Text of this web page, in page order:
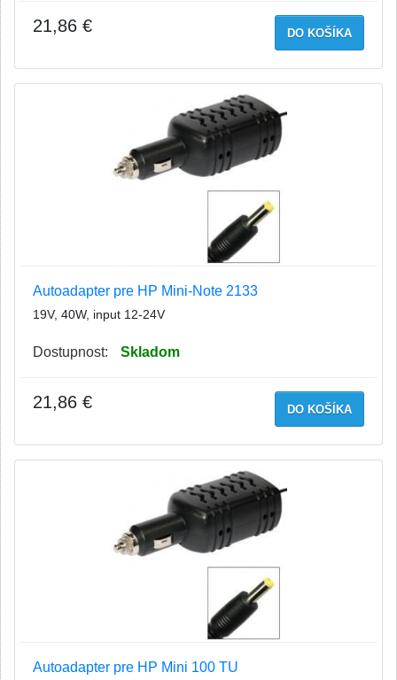
DO KOŠÍKA
21,86 €
Autoadapter pre HP Mini-Note 2133
19V, 40W, input 12-24V
Dostupnost: Skladom
DO KOŠÍKA
21,86 €
Autoadapter pre HP Mini 100 TU